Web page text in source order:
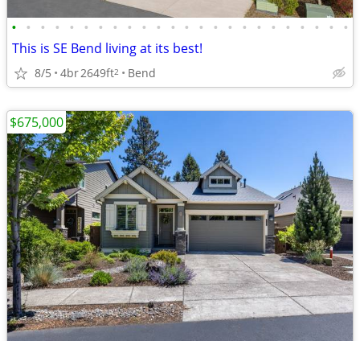
• • • • • • • • • • • • • • • • • • • • • • • •
This is SE Bend living at its best!
8/5 4br2649ft2 Bend
$675,000